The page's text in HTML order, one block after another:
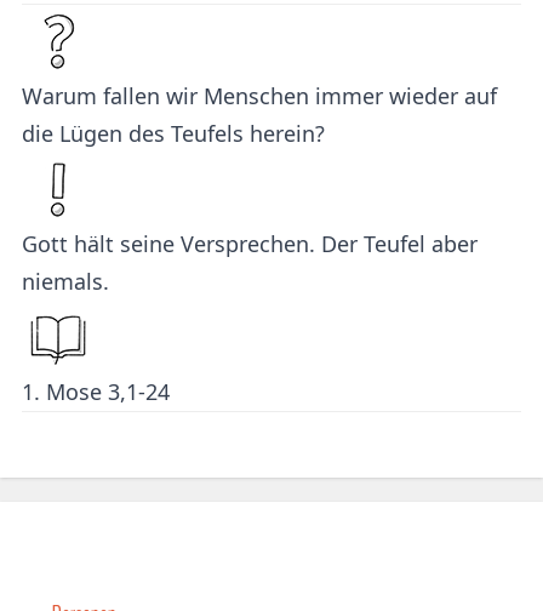
Warum fallen wir Menschen immer wieder auf
die Lügen des Teufels herein?
Gott hält seine Versprechen. Der Teufel aber
niemals.
1. Mose 3,1-24